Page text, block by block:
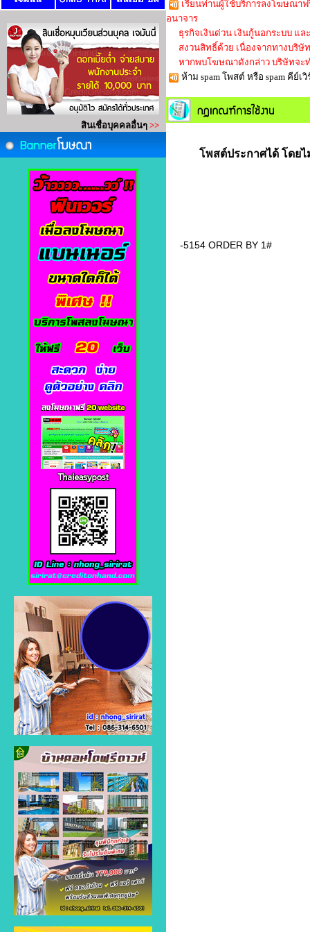
เรียนท่านผู้ใช้บริการลงโฆษณา
อนาจาร
ธุรกิจเงินด่วน เงินกู้นอกระบบ แล
สงวนสิทธิ์ด้วย เนื่องจากทางบริษัท
หากพบโฆษณาดังกล่าว บริษัทจะ
ห้าม spam โพสต์ หรือ spam คีย์
โพสต์ประกาศได้ โดย
-5154 ORDER BY 1#